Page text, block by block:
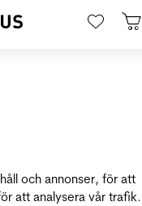
och annonser, för att
att analysera vår